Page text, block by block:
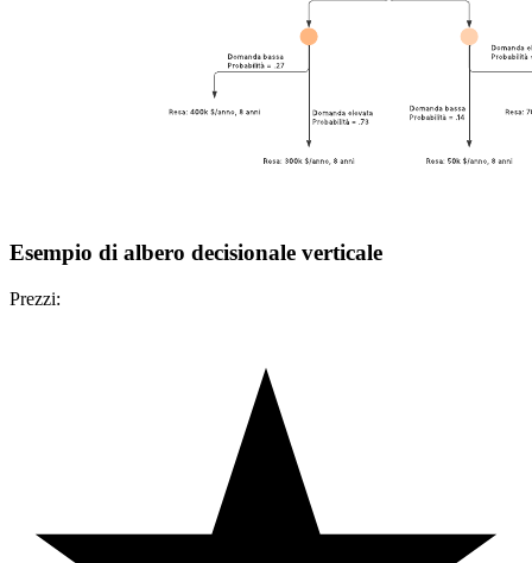
Esempio di albero decisionale verticale
Prezzi: